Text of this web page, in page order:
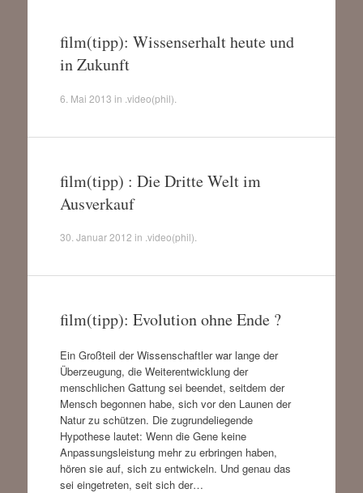
film(tipp): Wissenserhalt heute und
in Zukunft
6. Mai 2013 in .video(phil)
film(tipp) : Die Dritte Welt im
Ausverkauf
30. Januar 2012 in .video(phil)
film(tipp): Evolution ohne Ende ?
Ein Großteil der Wissenschaftler war lange der
Überzeugung, die Weiterentwicklung der
menschlichen Gattung sei beendet, seitdem der
Mensch begonnen habe, sich vor den Launen der
Natur zu schützen. Die zugrundeliegende
Hypothese lautet: Wenn die Gene keine
Anpassungsleistung mehr zu erbringen haben,
hören sie auf, sich zu entwickeln. Und genau das
sei eingetreten, seit sich der…